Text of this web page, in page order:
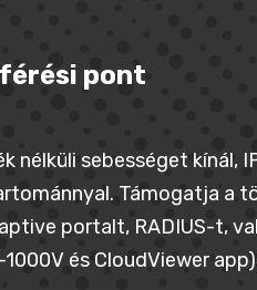
pont
nélküli sebességet kínál,
Támogatja a
portalt, RADIUS-t,
és CloudViewer